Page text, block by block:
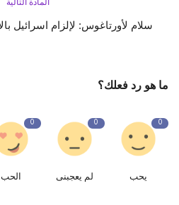
سلام لأورتاغوس: لإلزام اسرائيل
ما هو رد فعلك؟
0
يحب
0
لم يعجبنى
0
الحب